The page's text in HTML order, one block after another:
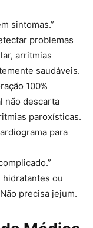
sintomas.”
problemas
arritmias
saudáveis.
100%
não descarta
paroxísticas.
para
ou
precisa jejum.